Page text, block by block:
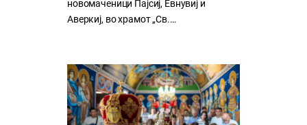
новомаченици Пајсиј, Евнувиј и
Аверкиј, во храмот „Св.…